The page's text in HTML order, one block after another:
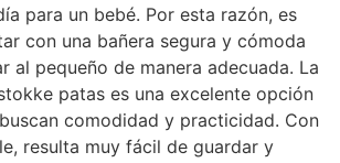
para un bebé. Por esta razón, es
con una bañera segura y cómoda
al pequeño de manera adecuada. La
patas es una excelente opción
comodidad y practicidad. Con
resulta muy fácil de guardar y